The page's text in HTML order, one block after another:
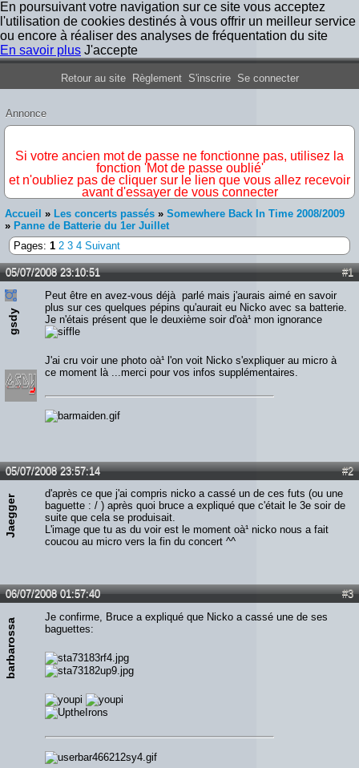
En poursuivant votre navigation sur ce site vous acceptez
l'utilisation de cookies destinés à vous offrir un meilleur service
ou encore à réaliser des analyses de fréquentation du site
En savoir plus J'accepte
Forum Iron Maiden France
Retour au site Règlement S'inscrire Se connecter
Annonce
Si votre ancien mot de passe ne fonctionne pas, utilisez la
fonction 'Mot de passe oublié'
et n'oubliez pas de cliquer sur le lien que vous allez recevoir
avant d'essayer de vous connecter
Accueil » Les concerts passés » Somewhere Back In Time 2008/2009
» Panne de Batterie du 1er Juillet
Pages: 1 2 3 4 Suivant
#1
05/07/2008 23:10:51
gsdy
Peut être en avez-vous déjà parlé mais j'aurais aimé en savoir
plus sur ces quelques pépins qu'aurait eu Nicko avec sa batterie.
Je n'étais présent que le deuxième soir d'oà¹ mon ignorance
J'ai cru voir une photo oà¹ l'on voit Nicko s'expliquer au micro à
ce moment là ...merci pour vos infos supplémentaires.
#2
05/07/2008 23:57:14
Jaegger
d'après ce que j'ai compris nicko a cassé un de ces futs (ou une
baguette : / ) après quoi bruce a expliqué que c'était le 3e soir de
suite que cela se produisait.
L'image que tu as du voir est le moment oà¹ nicko nous a fait
coucou au micro vers la fin du concert ^^
#3
06/07/2008 01:57:40
barbarossa
Je confirme, Bruce a expliqué que Nicko a cassé une de ses
baguettes: